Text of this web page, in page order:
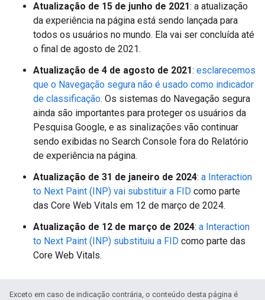
Atualização de 15 de junho de 2021: a atualização
da experiência na página está sendo lançada para
todos os usuários no mundo. Ela vai ser concluída até
o final de agosto de 2021.
Atualização de 4 de agosto de 2021: esclarecemos
que o Navegação segura não é usado como indicador
de classificação. Os sistemas do Navegação segura
ainda são importantes para proteger os usuários da
Pesquisa Google, e as sinalizações vão continuar
sendo exibidas no Search Console fora do Relatório
de experiência na página.
Atualização de 31 de janeiro de 2024: a Interaction
to Next Paint (INP) vai substituir a FID como parte
das Core Web Vitals em 12 de março de 2024.
Atualização de 12 de março de 2024: a Interaction
to Next Paint (INP) substituiu a FID como parte das
Core Web Vitals.
Exceto em caso de indicação contrária, o conteúdo desta página é